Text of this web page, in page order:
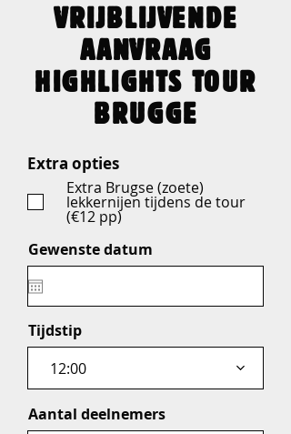
VRIJBLIJVENDE
AANVRAAG
HIGHLIGHTS TOUR
BRUGGE
Extra opties
Extra Brugse (zoete)
lekkernijen tijdens de tour
(€12 pp)
Gewenste datum
Tijdstip
12:00
Aantal deelnemers